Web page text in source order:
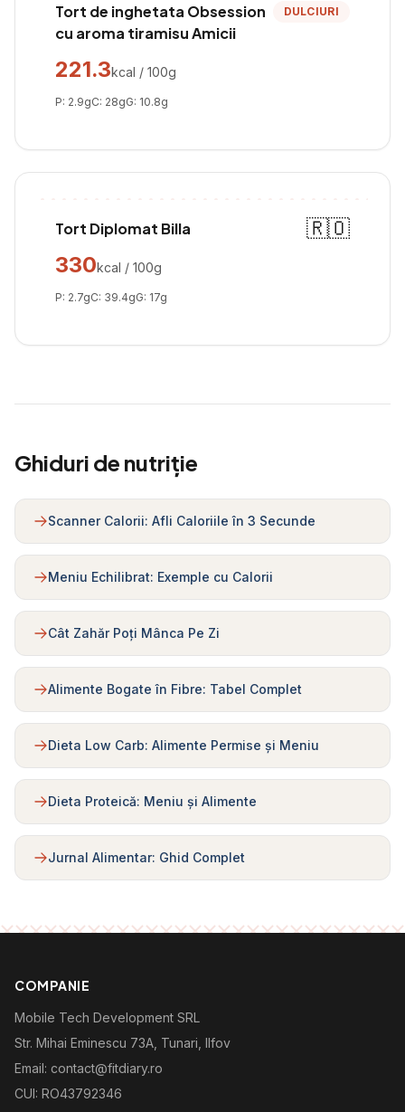
Tort de inghetata Obsession
cu aroma tiramisu Amicii
DULCIURI
221.3kcal / 100g
P: 2.9gC: 28gG: 10.8g
Tort Diplomat Billa
🇷🇴
330kcal / 100g
P: 2.7gC: 39.4gG: 17g
Ghiduri de nutriție
Scanner Calorii: Afli Caloriile în 3 Secunde
Meniu Echilibrat: Exemple cu Calorii
Cât Zahăr Poți Mânca Pe Zi
Alimente Bogate în Fibre: Tabel Complet
Dieta Low Carb: Alimente Permise și Meniu
Dieta Proteică: Meniu și Alimente
Jurnal Alimentar: Ghid Complet
COMPANIE
Mobile Tech Development SRL
Str. Mihai Eminescu 73A, Tunari, Ilfov
Email: contact@fitdiary.ro
CUI: RO43792346